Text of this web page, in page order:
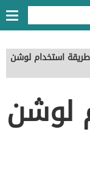
طريقة استخدام لوشن
لوشن